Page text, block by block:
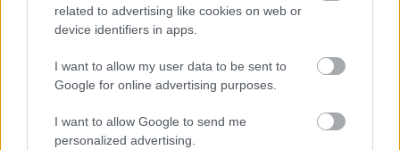
related to advertising like cookies on web or
device identifiers in apps.
I want to allow my user data to be sent to
Google for online advertising purposes.
I want to allow Google to send me
personalized advertising.
Nettó, bruttó – miért?
A tervezés során hol nettó (áfát nem tartalmazó),
hol bruttó, áfát is tartalmazó összegekkel kell
számolnod. Mondom, miért: a tervezés során kétféle
szemlélet szerint kell majd számolnod. Kell egy –
szakkifejezést használva- pénzforgalmi szemléletű